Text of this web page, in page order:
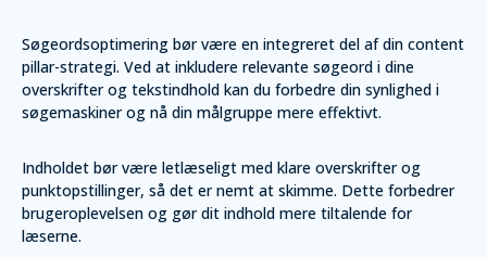
Søgeordsoptimering bør være en integreret del af din content
pillar-strategi. Ved at inkludere relevante søgeord i dine
overskrifter og tekstindhold kan du forbedre din synlighed i
søgemaskiner og nå din målgruppe mere effektivt.
Indholdet bør være letlæseligt med klare overskrifter og
punktopstillinger, så det er nemt at skimme. Dette forbedrer
brugeroplevelsen og gør dit indhold mere tiltalende for
læserne.